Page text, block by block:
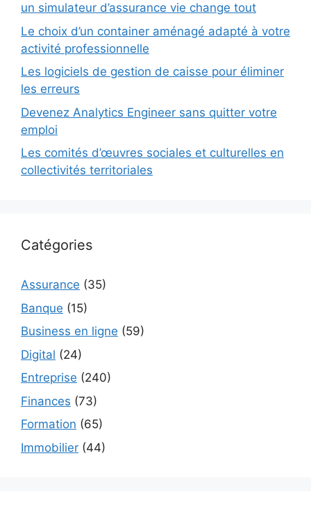
un simulateur d’assurance vie change tout
Le choix d’un container aménagé adapté à votre
activité professionnelle
Les logiciels de gestion de caisse pour éliminer
les erreurs
Devenez Analytics Engineer sans quitter votre
emploi
Les comités d’œuvres sociales et culturelles en
collectivités territoriales
Catégories
Assurance (35)
Banque (15)
Business en ligne (59)
Digital (24)
Entreprise (240)
Finances (73)
Formation (65)
Immobilier (44)